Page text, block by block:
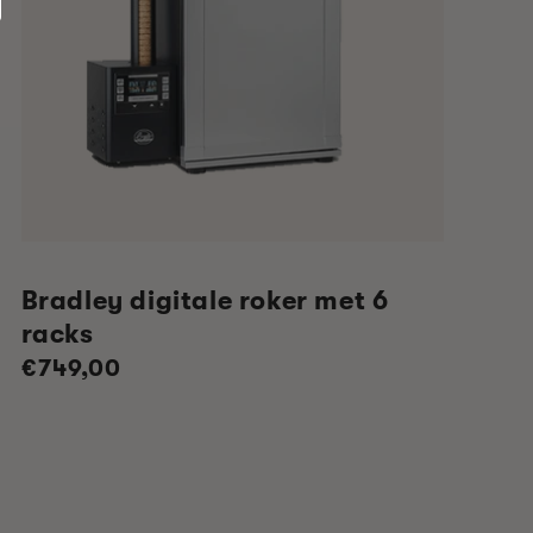
Bradley digitale roker met 6
racks
Normale
€749,00